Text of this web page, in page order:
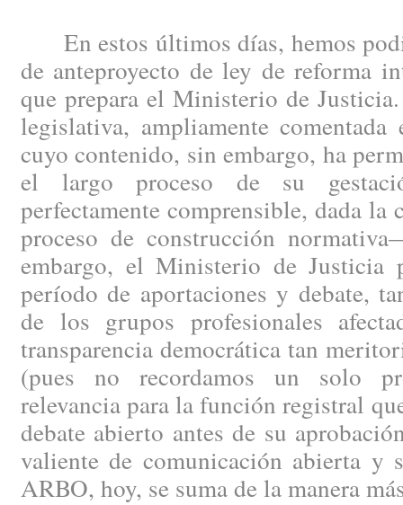
En estos últimos días, hemos
de anteproyecto de ley de reforma
que prepara el Ministerio de
legislativa, ampliamente
cuyo contenido, sin embargo, ha
el largo proceso de su
perfectamente comprensible, dada
proceso de construcción
embargo, el Ministerio de Justicia
período de aportaciones y debate,
de los grupos profesionales
transparencia democrática tan
(pues no recordamos un solo
relevancia para la función registral
debate abierto antes de su
valiente de comunicación abierta y
ARBO, hoy, se suma de la manera